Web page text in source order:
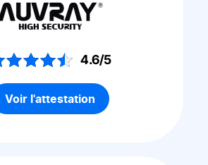
4.6/5
Voir l'attestation